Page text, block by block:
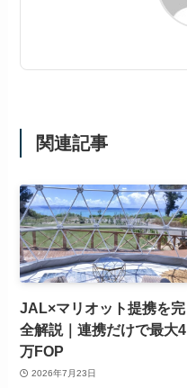
関連記事
JAL×マリオット提携を完
全解説｜連携だけで最大4
万FOP
2026年7月23日